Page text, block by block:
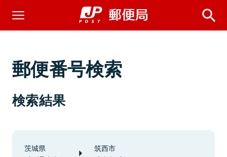
郵便番号検索
検索結果
茨城県 筑西市